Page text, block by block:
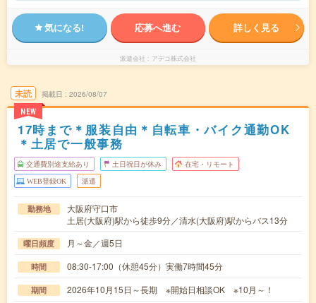
気になる! 応募へ進む 詳しく見る
派遣会社 アデコ株式会社
未読
NEW
掲載日 2026/08/07
17時まで＊服装自由＊自転車・バイク通勤OK
＊土居で一般事務
交通費別途支給あり 土日祝日が休み 在宅・リモート
WEB登録OK 派遣
勤務地
大阪府守口市
土居(大阪府)駅から徒歩9分／清水(大阪府)駅からバス13分
曜日頻度 月～金／週5日
時間 08:30-17:00（休憩45分）実働7時間45分
期間 2026年10月15日～長期 ※開始日相談OK ※10月～！